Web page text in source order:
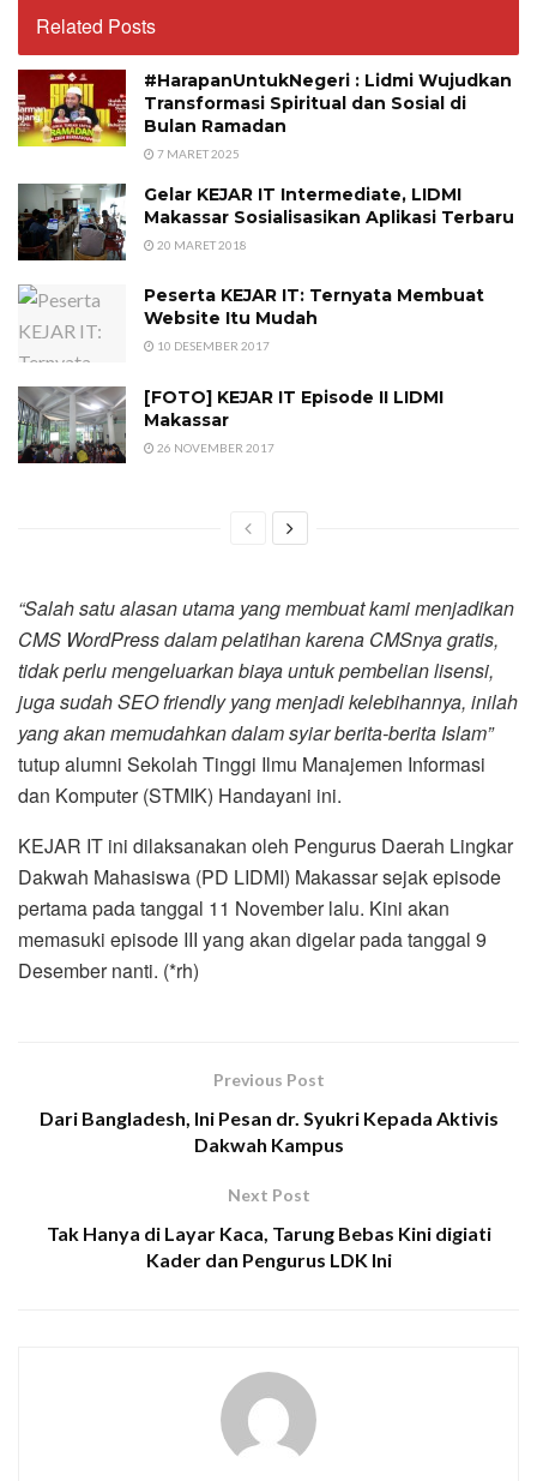
Related Posts
#HarapanUntukNegeri : Lidmi Wujudkan
Transformasi Spiritual dan Sosial di
Bulan Ramadan
7 MARET 2025
Gelar KEJAR IT Intermediate, LIDMI
Makassar Sosialisasikan Aplikasi Terbaru
20 MARET 2018
Peserta KEJAR IT: Ternyata Membuat
Website Itu Mudah
10 DESEMBER 2017
[FOTO] KEJAR IT Episode II LIDMI
Makassar
26 NOVEMBER 2017
“Salah satu alasan utama yang membuat kami menjadikan
CMS WordPress dalam pelatihan karena CMSnya gratis,
tidak perlu mengeluarkan biaya untuk pembelian lisensi,
juga sudah SEO friendly yang menjadi kelebihannya, inilah
yang akan memudahkan dalam syiar berita-berita Islam”
tutup alumni Sekolah Tinggi Ilmu Manajemen Informasi
dan Komputer (STMIK) Handayani ini.
KEJAR IT ini dilaksanakan oleh Pengurus Daerah Lingkar
Dakwah Mahasiswa (PD LIDMI) Makassar sejak episode
pertama pada tanggal 11 November lalu. Kini akan
memasuki episode III yang akan digelar pada tanggal 9
Desember nanti. (*rh)
Previous Post
Dari Bangladesh, Ini Pesan dr. Syukri Kepada Aktivis
Dakwah Kampus
Next Post
Tak Hanya di Layar Kaca, Tarung Bebas Kini digiati
Kader dan Pengurus LDK Ini